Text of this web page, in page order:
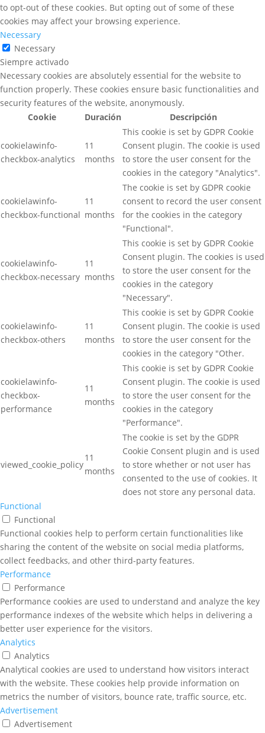
to opt-out of these cookies. But opting out of some of these
cookies may affect your browsing experience.
Necessary
Necessary
Siempre activado
Necessary cookies are absolutely essential for the website to
function properly. These cookies ensure basic functionalities and
security features of the website, anonymously.
Cookie
Duración Descripción
cookielawinfo-
checkbox-analytics
11
months
This cookie is set by GDPR Cookie
Consent plugin. The cookie is used
to store the user consent for the
cookies in the category "Analytics".
cookielawinfo-
checkbox-functional
11
months
The cookie is set by GDPR cookie
consent to record the user consent
for the cookies in the category
"Functional".
cookielawinfo-
checkbox-necessary
11
months
This cookie is set by GDPR Cookie
Consent plugin. The cookies is used
to store the user consent for the
cookies in the category
"Necessary".
cookielawinfo-
checkbox-others
11
months
This cookie is set by GDPR Cookie
Consent plugin. The cookie is used
to store the user consent for the
cookies in the category "Other.
cookielawinfo-
checkbox-
performance
11
months
This cookie is set by GDPR Cookie
Consent plugin. The cookie is used
to store the user consent for the
cookies in the category
"Performance".
viewed_cookie_policy
11
months
The cookie is set by the GDPR
Cookie Consent plugin and is used
to store whether or not user has
consented to the use of cookies. It
does not store any personal data.
Functional
Functional
Functional cookies help to perform certain functionalities like
sharing the content of the website on social media platforms,
collect feedbacks, and other third-party features.
Performance
Performance
Performance cookies are used to understand and analyze the key
performance indexes of the website which helps in delivering a
better user experience for the visitors.
Analytics
Analytics
Analytical cookies are used to understand how visitors interact
with the website. These cookies help provide information on
metrics the number of visitors, bounce rate, traffic source, etc.
Advertisement
Advertisement